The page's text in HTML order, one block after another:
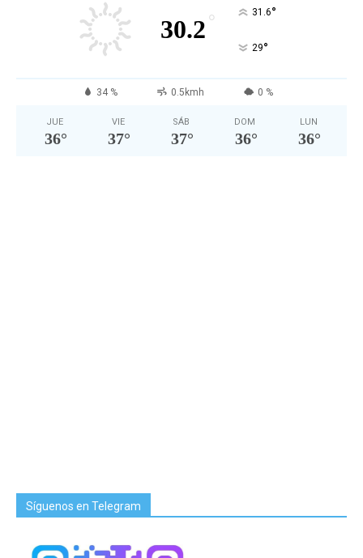
30.2 ° 31.6°
29°
34 % 0.5kmh 0 %
JUE
36°
VIE
37°
SÁB
37°
DOM
36°
LUN
36°
Síguenos en Telegram